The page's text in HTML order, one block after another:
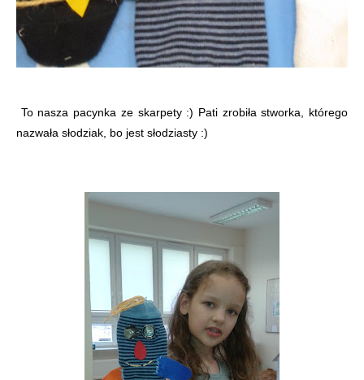
To nasza pacynka ze skarpety :) Pati zrobiła stworka, którego
nazwała słodziak, bo jest słodziasty :)